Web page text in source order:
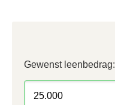
Gewenst leenbedrag: